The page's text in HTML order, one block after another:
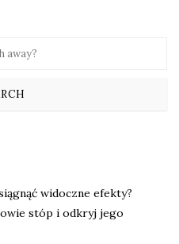
widoczne efekty?
stóp i odkryj jego